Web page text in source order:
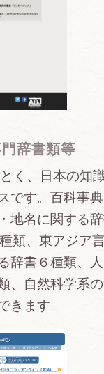
辞書類等
く、日本の知
です。百科事
地名に関する
類、東アジア
辞書６種類、人
、自然科学系
きます。